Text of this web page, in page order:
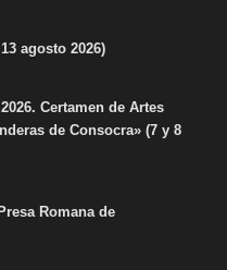
agosto 2026)
Certamen de Artes
de Consocra» (7 y 8
Romana de